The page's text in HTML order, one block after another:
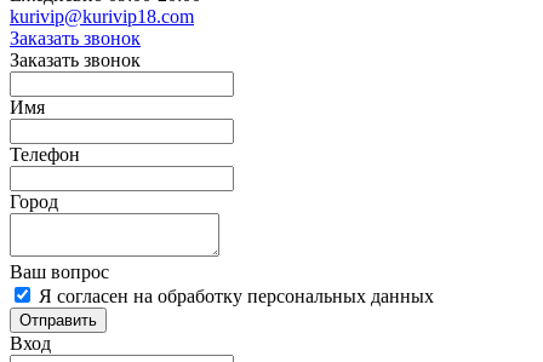
kurivip@kurivip18.com
Заказать звонок
Заказать звонок
Имя
Телефон
Город
Ваш вопрос
Я согласен на обработку персональных данных
Отправить
Вход